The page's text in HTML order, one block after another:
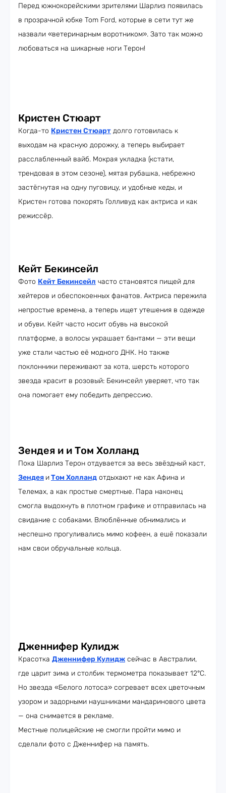
Перед южнокорейскими зрителями Шарлиз появилась
в прозрачной юбке Tom Ford, которые в сети тут же
назвали «ветеринарным воротником». Зато так можно
любоваться на шикарные ноги Терон!
Кристен Стюарт
Когда-то Кристен Стюарт долго готовилась к
выходам на красную дорожку, а теперь выбирает
расслабленный вайб. Мокрая укладка (кстати,
трендовая в этом сезоне), мятая рубашка, небрежно
застёгнутая на одну пуговицу, и удобные кеды, и
Кристен готова покорять Голливуд как актриса и как
режиссёр.
Кейт Бекинсейл
Фото Кейт Бекинсейл часто становятся пищей для
хейтеров и обеспокоенных фанатов. Актриса пережила
непростые времена, а теперь ищет утешения в одежде
и обуви. Кейт часто носит обувь на высокой
платформе, а волосы украшает бантами — эти вещи
уже стали частью её модного ДНК. Но также
поклонники переживают за кота, шерсть которого
звезда красит в розовый: Бекинсейл уверяет, что так
она помогает ему победить депрессию.
Зендея и и Том Холланд
Пока Шарлиз Терон отдувается за весь звёздный каст,
Зендея иТом Холланд отдыхают не как Афина и
Телемах, а как простые смертные. Пара наконец
смогла выдохнуть в плотном графике и отправилась на
свидание с собаками. Влюблённые обнимались и
неспешно прогуливались мимо кофеен, а ешё показали
нам свои обручальные кольца.
Дженнифер Кулидж
Красотка Дженнифер Кулидж сейчас в Австралии,
где царит зима и столбик термометра показывает 12°C.
Но звезда «Белого лотоса» согревает всех цветочным
узором и задорными наушниками мандаринового цвета
— она снимается в рекламе.
Местные полицейские не смогли пройти мимо и
сделали фото с Дженнифер на память.